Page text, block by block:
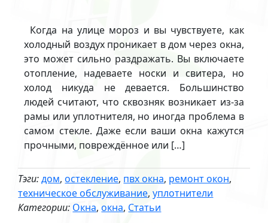
Когда на улице мороз и вы чувствуете, как
холодный воздух проникает в дом через окна,
это может сильно раздражать. Вы включаете
отопление, надеваете носки и свитера, но
холод никуда не девается. Большинство
людей считают, что сквозняк возникает из-за
рамы или уплотнителя, но иногда проблема в
самом стекле. Даже если ваши окна кажутся
прочными, повреждённое или […]
Тэги: дом,остекление, пвх окна, ремонт окон,
техническое обслуживание,уплотнители
Категории: Окна,окна, Статьи